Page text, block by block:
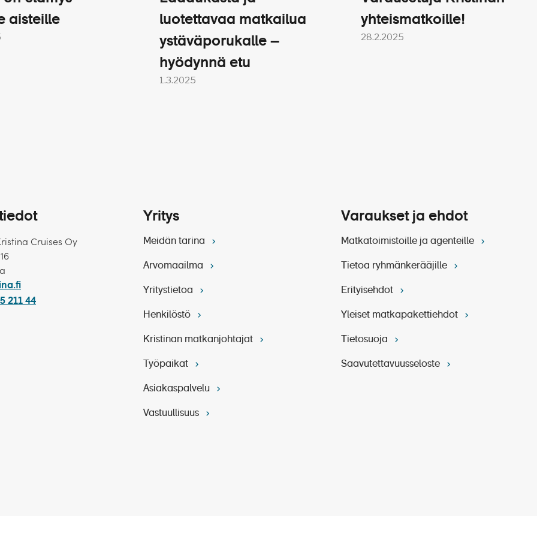
suomeksi
linna (n. 2,5 h )
aisteille
luotettavaa matkailua
ystäväporukalle –
hyödynnä etu
1.3.2025
yhteismatkoille!
28.2.2025
Cruises Oy
211 44
Yritys
Meidän tarina
Arvomaailma
Yritystietoa
Henkilöstö
Kristinan matkanjohtajat
Työpaikat
Asiakaspalvelu
Vastuullisuus
Varaukset ja ehdot
Matkatoimistoille ja agenteille
Tietoa ryhmänkerääjille
Erityisehdot
Yleiset matkapakettiehdot
Tietosuoja
Saavutettavuusseloste